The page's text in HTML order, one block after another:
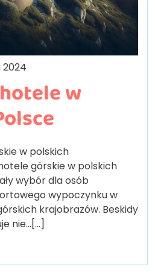
2024
w
w polskich
górskie w polskich
wybór dla osób
wypoczynku w
krajobrazów. Beskidy
nie…[...]